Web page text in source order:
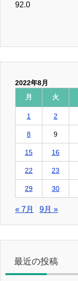
92.0
2022年8月
月
火
1 2
8 9
15 16
22 23
29 30
« 7月 9月 »
最近の投稿